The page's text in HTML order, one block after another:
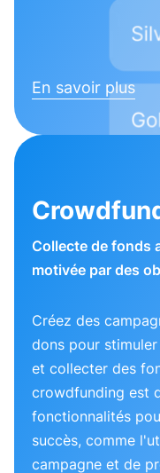
En savoir plus
Collecte de fonds
motivée par des
Créez des
dons pour
et collecter des
crowdfunding est
fonctionnalités
succès, comme
campagne et de